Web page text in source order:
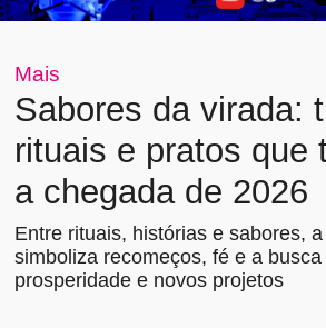
Mais
Sabores da virada:
rituais e pratos que
a chegada de 2026
Entre rituais, histórias e sabores,
simboliza recomeços, fé e a
prosperidade e novos projetos